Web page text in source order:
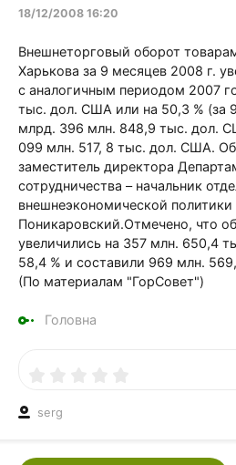
18/12/2008 16:20
Внешнеторговый оборот
Харькова за 9 месяцев 2008 г.
с аналогичным периодом 2007
тыс. дол. США или на 50,3 % (за
млрд. 396 млн. 848,9 тыс. дол.
099 млн. 517, 8 тыс. дол. США.
заместитель директора
сотрудничества – начальник
внешнеэкономической
Поникаровский.Отмечено, что
увеличились на 357 млн. 650,4
58,4 % и составили 969 млн.
(По материалам "ГорСовет")
Головна
serg